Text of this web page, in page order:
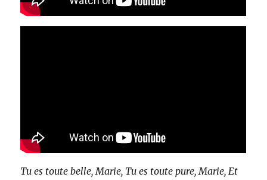
Tu es toute belle, Marie, Tu es toute pure, Marie, Et